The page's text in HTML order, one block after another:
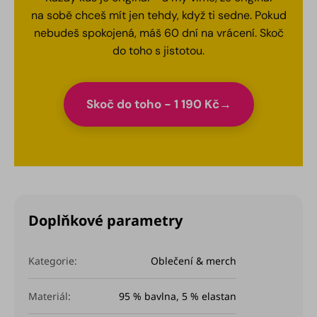
na sobě chceš mít jen tehdy, když ti sedne. Pokud
nebudeš spokojená, máš 60 dní na vrácení. Skoč
do toho s jistotou.
Skoč do toho - 1 190 Kč
Doplňkové parametry
Kategorie: Oblečení & merch
Materiál: 95 % bavlna, 5 % elastan